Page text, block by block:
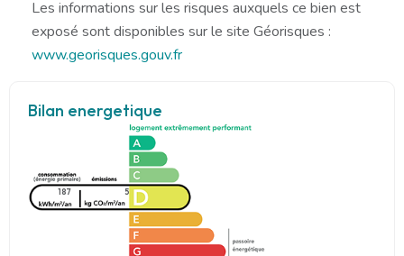
Les informations sur les risques auxquels ce bien est
exposé sont disponibles sur le site Géorisques :
www.georisques.gouv.fr
Bilan energetique
187 5